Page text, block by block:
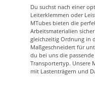
Du suchst nach einer
Leiterklemmen oder
MTubes bieten die
Arbeitsmaterialien
gleichzeitig Ordnung in
Maßgeschneidert für
du bei uns die
Transportertyp. Unsere
mit Lastenträgern und